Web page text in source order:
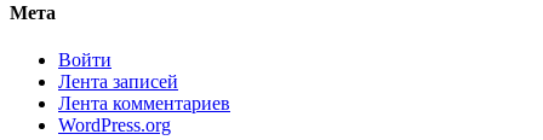
Мета
Войти
Лента записей
Лента комментариев
WordPress.org